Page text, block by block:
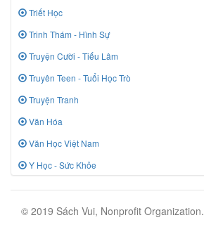
Triết Học
Trinh Thám - Hình Sự
Truyện Cười - Tiếu Lâm
Truyên Teen - Tuổi Học Trò
Truyện Tranh
Văn Hóa
Văn Học Việt Nam
Y Học - Sức Khỏe
© 2019 Sách Vui, Nonprofit Organization.